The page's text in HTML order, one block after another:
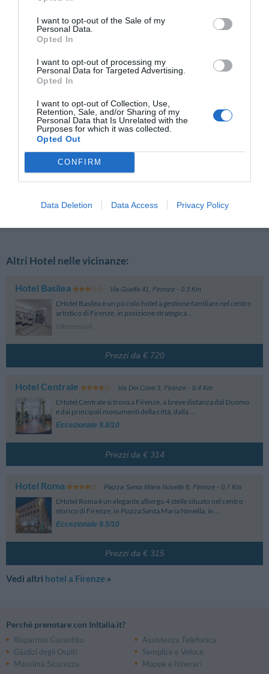
I want to opt-out of the Sale of my
Personal Data.
Opted In
I want to opt-out of processing my
Personal Data for Targeted Advertising.
Opted In
I want to opt-out of Collection, Use,
Retention, Sale, and/or Sharing of my
Personal Data that Is Unrelated with the
Purposes for which it was collected.
Opted Out
CONFIRM
Data Deletion Data Access Privacy Policy
Settembre 2011
9.6/10
Ritornerebbe in questo hotel?
Novembre 2010
ECCEZIONALE
9.8
Ritornerebbe in questo hotel?
dettagli
Recensioni
Altri Hotel nelle vicinanze:
Hotel Basilea Via Guelfa 41 Firenze- 0.3 Km
L'Hotel Basilea è un piccolo hotel a gestione familiare nel centro
artistico di Firenze, in posizione strategica ...
0 Recensioni
Prezzi da € 720
Hotel Centrale Via Dei Conti 3, Firenze- 0.4 Km
L'Hotel Centrale si trova a Firenze, a breve distanza dal Duomo
e dai principali monumenti della città, dalla ...
Eccezionale 9.8/10
Prezzi da € 314
Hotel Roma Piazza Santa Maria Novella 8, Firenze- 0.7 Km
L'Hotel Roma è un elegante albergo 4 stelle situato nel centro
storico di Firenze, in Piazza Santa Maria Novella, in ...
Eccezionale 9.5/10
Prezzi da € 315
Vedi altri hotel a Firenze »
Perché prenotare con InItalia.it?
Risparmio Garantito
Assistenza Telefonica
Giudizi degli Ospiti
Semplice e Veloce
Massima Sicurezza
Mappe e Itinerari